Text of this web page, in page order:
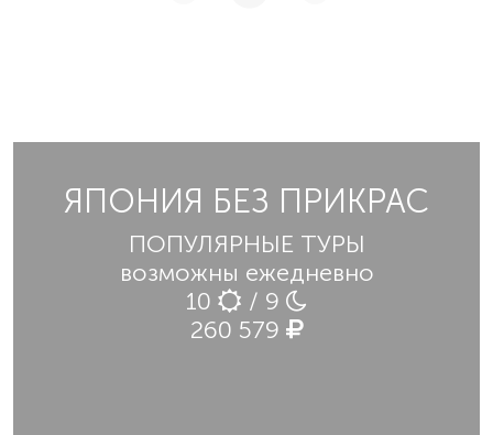
ЯПОНИЯ БЕЗ ПРИКРАС
ПОПУЛЯРНЫЕ ТУРЫ
возможны ежедневно
10
/ 9
260 579